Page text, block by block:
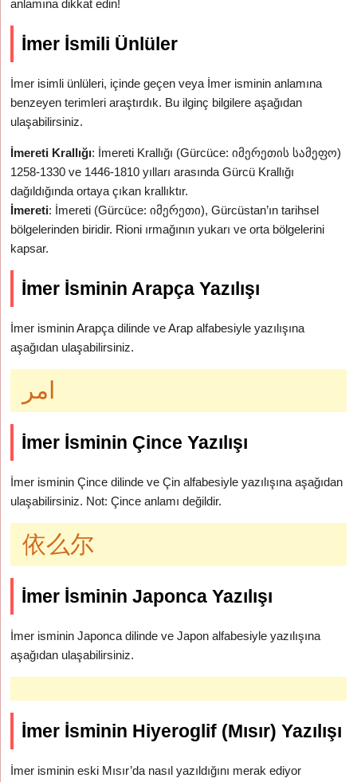
anlamına dikkat edin!
İmer İsmili Ünlüler
İmer isimli ünlüleri, içinde geçen veya İmer isminin anlamına
benzeyen terimleri araştırdık. Bu ilginç bilgilere aşağıdan
ulaşabilirsiniz.
İmereti Krallığı: İmereti Krallığı (Gürcüce: იმერეთის სამეფო)
1258-1330 ve 1446-1810 yılları arasında Gürcü Krallığı
dağıldığında ortaya çıkan krallıktır.
İmereti: İmereti (Gürcüce: იმერეთი), Gürcüstan’ın tarihsel
bölgelerinden biridir. Rioni ırmağının yukarı ve orta bölgelerini
kapsar.
İmer İsminin Arapça Yazılışı
İmer isminin Arapça dilinde ve Arap alfabesiyle yazılışına
aşağıdan ulaşabilirsiniz.
امر
İmer İsminin Çince Yazılışı
İmer isminin Çince dilinde ve Çin alfabesiyle yazılışına aşağıdan
ulaşabilirsiniz. Not: Çince anlamı değildir.
依么尔
İmer İsminin Japonca Yazılışı
İmer isminin Japonca dilinde ve Japon alfabesiyle yazılışına
aşağıdan ulaşabilirsiniz.
İmer İsminin Hiyeroglif (Mısır) Yazılışı
İmer isminin eski Mısır’da nasıl yazıldığını merak ediyor